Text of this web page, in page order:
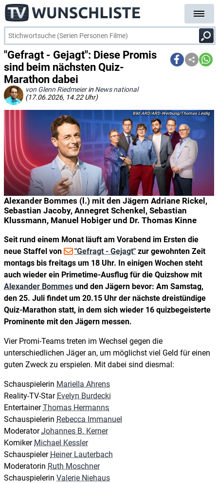
"Gefragt - Gejagt": Diese Promis
sind beim nächsten Quiz-
Marathon dabei
von Glenn Riedmeierin News national
(17.06.2026, 14.22 Uhr)
Alexander Bommes (l.) mit den Jägern Adriane Rickel,
Sebastian Jacoby, Annegret Schenkel, Sebastian
Klussmann, Manuel Hobiger und Dr. Thomas Kinne
ARD/ARD-Werbung/Thomas Leidig
Seit rund einem Monat läuft am Vorabend im Ersten die
neue Staffel von
"Gefragt - Gejagt" zur gewohnten Zeit
montags bis freitags um 18 Uhr. In einigen Wochen steht
auch wieder ein Primetime-Ausflug für die Quizshow mit
Alexander Bommes und den Jägern bevor: Am Samstag,
den 25. Juli findet um 20.15 Uhr der nächste dreistündige
Quiz-Marathon statt, in dem sich wieder 16 quizbegeisterte
Prominente mit den Jägern messen.
Vier Promi-Teams treten im Wechsel gegen die
unterschiedlichen Jäger an, um möglichst viel Geld für einen
guten Zweck zu erspielen. Mit dabei sind diesmal:
Schauspielerin Mariella Ahrens
Reality-TV-Star Evelyn Burdecki
EntertainerThomas Hermanns
Schauspielerin Rebecca Immanuel
ModeratorJohannes B. Kerner
Komiker Michael Kessler
Schauspieler Heiner Lauterbach
Moderatorin Ruth Moschner
Schauspielerin Valerie Niehaus